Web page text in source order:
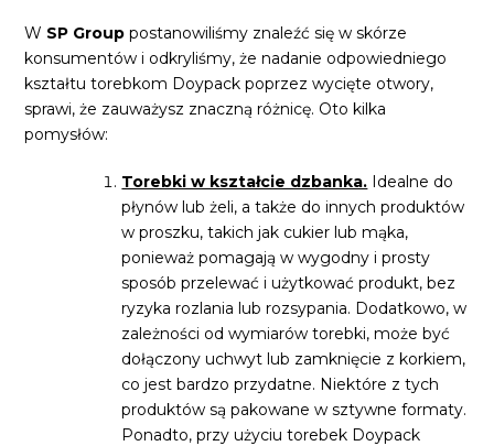
W SP Group postanowiliśmy znaleźć się w skórze
konsumentów i odkryliśmy, że nadanie odpowiedniego
kształtu torebkom Doypack poprzez wycięte otwory,
sprawi, że zauważysz znaczną różnicę. Oto kilka
pomysłów:
Torebki w kształcie dzbanka. Idealne do
płynów lub żeli, a także do innych produktów
w proszku, takich jak cukier lub mąka,
ponieważ pomagają w wygodny i prosty
sposób przelewać i użytkować produkt, bez
ryzyka rozlania lub rozsypania. Dodatkowo, w
zależności od wymiarów torebki, może być
dołączony uchwyt lub zamknięcie z korkiem,
co jest bardzo przydatne. Niektóre z tych
produktów są pakowane w sztywne formaty.
Ponadto, przy użyciu torebek Doypack